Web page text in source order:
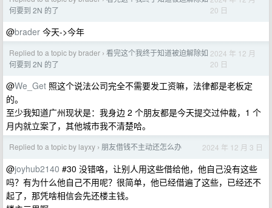
何要到 2N 的了
20 日
@brader 今天->今年
Replied to a topic by brader › 看完这个我终于知道被迫解除如
何要到 2N 的了
2024 年 12 月
20 日
@We_Get 照这个说法公司完全不需要发工资嘛，法律都是老板定
的。
至少我知道广州现状是：我身边 2 个朋友都是今天提交过仲裁，1 个
月内就立案了，其他城市我不清楚哈。
Replied to a topic by layxy › 朋友借钱不主动还怎么办 2024 年 12 月 3 日
@joyhub2140 #30 没错咯，让别人用这些借给他，他自己没有这些
吗？有为什么他自己不用呢？很简单，他已经借遍了这些，已经还不
起了，那凭啥相信会先还楼主钱。